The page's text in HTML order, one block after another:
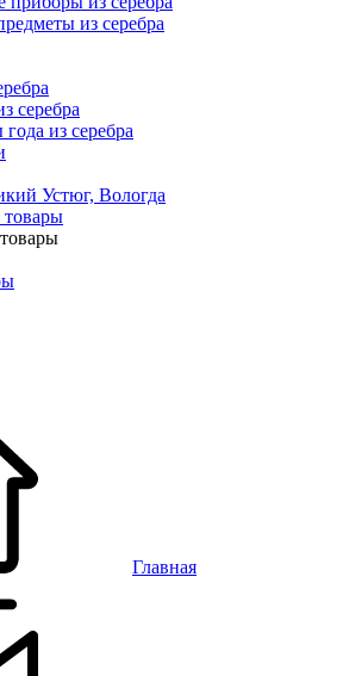
из серебра
серебра
из серебра
Устюг, Вологда
товары
Главная